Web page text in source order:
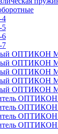
4
5
6
7
ОПТИКОН
ОПТИКОН
ОПТИКОН
ОПТИКОН
ОПТИКОН
ОПТИКОН
ОПТИКОН
ОПТИКОН
ОПТИКОН